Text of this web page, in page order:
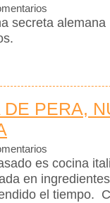
secreta
DE PERA,
es cocina
en
el tiempo.